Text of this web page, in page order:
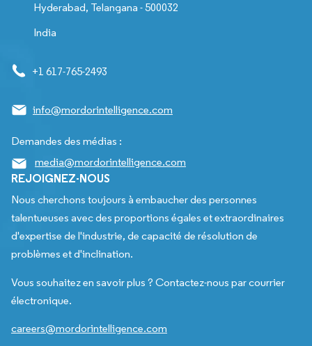
Hyderabad, Telangana - 500032
India
+1 617-765-2493
info@mordorintelligence.com
Demandes des médias :
media@mordorintelligence.com
REJOIGNEZ-NOUS
Nous cherchons toujours à embaucher des personnes
talentueuses avec des proportions égales et extraordinaires
d'expertise de l'industrie, de capacité de résolution de
problèmes et d'inclination.
Vous souhaitez en savoir plus ? Contactez-nous par courrier
électronique.
careers@mordorintelligence.com